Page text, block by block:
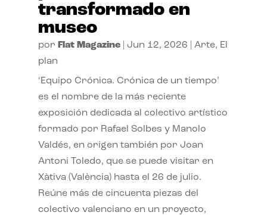
transformado en
museo
por Flat Magazine| Jun 12, 2026 Arte, El
plan
‘Equipo Crónica. Crónica de un tiempo’
es el nombre de la más reciente
exposición dedicada al colectivo artístico
formado por Rafael Solbes y Manolo
Valdés, en origen también por Joan
Antoni Toledo, que se puede visitar en
Xàtiva (València) hasta el 26 de julio.
Reúne más de cincuenta piezas del
colectivo valenciano en un proyecto,